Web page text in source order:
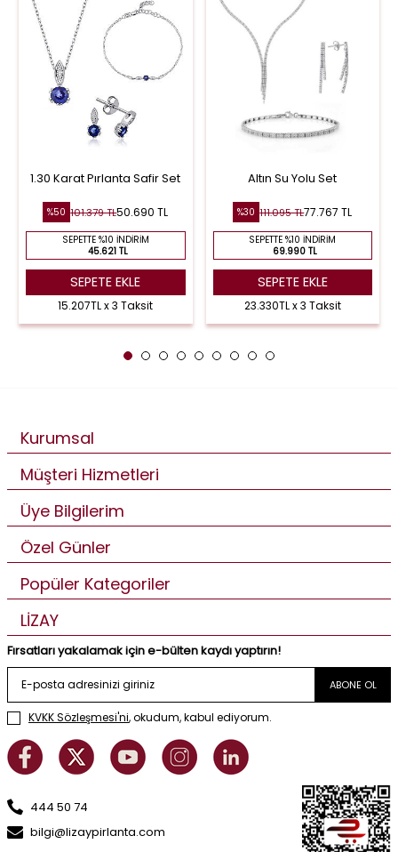
1.30 Karat Pırlanta Safir Set
%50 101.379 TL50.690 TL
SEPETTE %10 İNDIRIM
45.621 TL
SEPETE EKLE
15.207TL x 3 Taksit
Altın Su Yolu Set
%30 111.095 TL77.767 TL
SEPETTE %10 İNDIRIM
69.990 TL
SEPETE EKLE
23.330TL x 3 Taksit
Kurumsal
Müşteri Hizmetleri
Üye Bilgilerim
Özel Günler
Popüler Kategoriler
LİZAY
Fırsatları yakalamak için e-bülten kaydı yaptırın!
ABONE OL
KVKK Sözleşmesi'ni, okudum, kabul ediyorum.
444 50 74
bilgi@lizaypirlanta.com